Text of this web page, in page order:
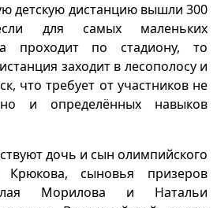
детскую дистанцию вышли 300
для самых маленьких
проходит по стадиону, то
заходит в лесополосу и
что требует от участников не
и определённых навыков
дочь и сын олимпийского
сыновья призеров
Морилова и Натальи